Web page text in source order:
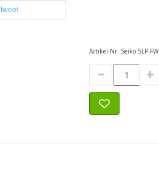
tweet
Artikel-Nr: Seiko SLP-FW